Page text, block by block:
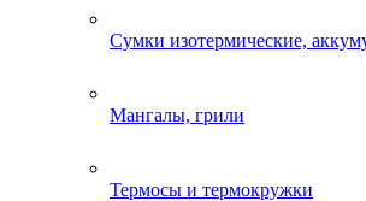
Сумки изотермические,
Мангалы, грили
Термосы и термокружки